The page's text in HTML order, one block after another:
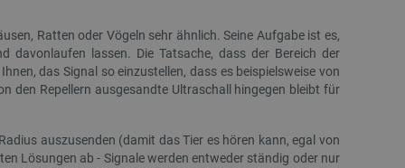
Ratten oder Vögeln sehr ähnlich. Seine Aufgabe ist es,
davonlaufen lassen. Die Tatsache, dass der Bereich der
das Signal so einzustellen, dass es beispielsweise von
den Repellern ausgesandte Ultraschall hingegen bleibt für
auszusenden (damit das Tier es hören kann, egal von
Lösungen ab - Signale werden entweder ständig oder nur
im
auf der PrestaShop-
des Besuchers.
der Website zu
zu